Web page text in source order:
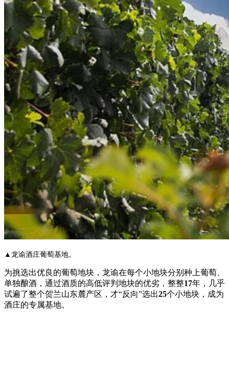
▲龙谕酒庄葡萄基地。
为挑选出优良的葡萄地块，龙谕在每个小地块分别种上葡萄、
单独酿酒，通过酒质的高低评判地块的优劣，整整17年，几乎
试遍了整个贺兰山东麓产区，才“反向”选出25个小地块，成为
酒庄的专属基地。